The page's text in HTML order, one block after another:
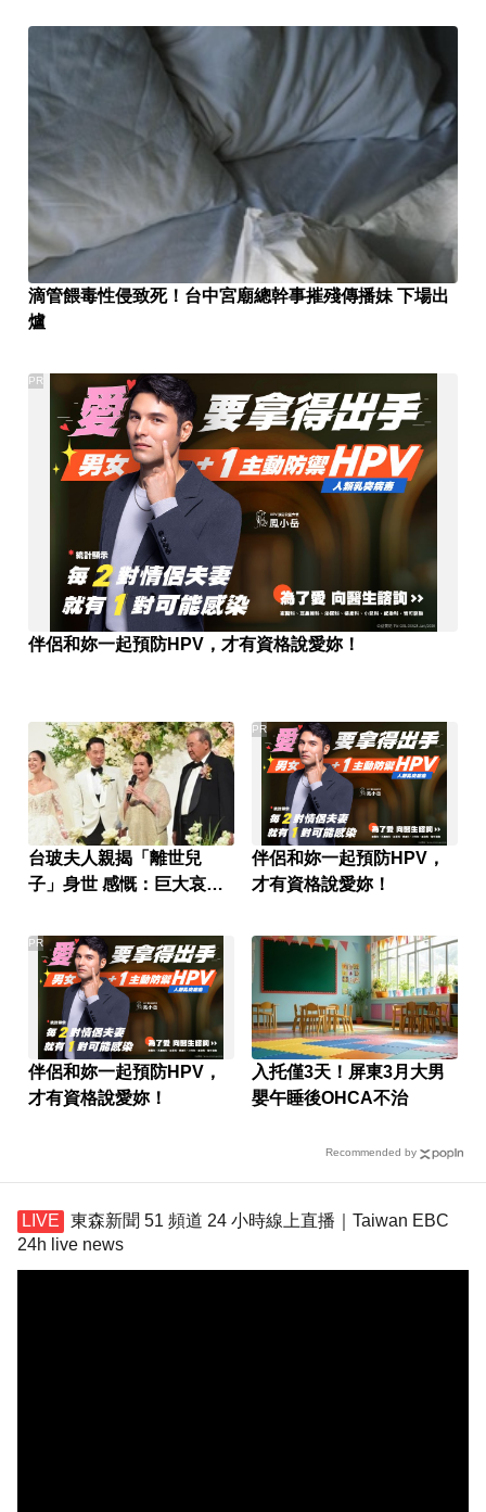
滴管餵毒性侵致死！台中宮廟總幹事摧殘傳播妹 下場出
爐
伴侶和妳一起預防HPV，才有資格說愛妳！
PR
台玻夫人親揭「離世兒
子」身世 感慨：巨大哀傷
伴侶和妳一起預防HPV，
才有資格說愛妳！
PR
伴侶和妳一起預防HPV，
才有資格說愛妳！
PR
入托僅3天！屏東3月大男
嬰午睡後OHCA不治
Recommended by
東森新聞 51 頻道 24 小時線上直播｜Taiwan EBC
24h live news